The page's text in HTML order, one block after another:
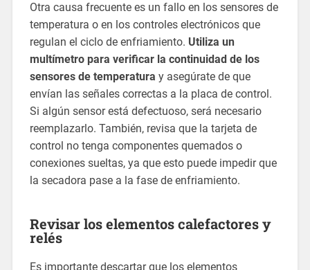
Otra causa frecuente es un fallo en los sensores de
temperatura o en los controles electrónicos que
regulan el ciclo de enfriamiento. Utiliza un
multímetro para verificar la continuidad de los
sensores de temperatura y asegúrate de que
envían las señales correctas a la placa de control.
Si algún sensor está defectuoso, será necesario
reemplazarlo. También, revisa que la tarjeta de
control no tenga componentes quemados o
conexiones sueltas, ya que esto puede impedir que
la secadora pase a la fase de enfriamiento.
Revisar los elementos calefactores y
relés
Es importante descartar que los elementos